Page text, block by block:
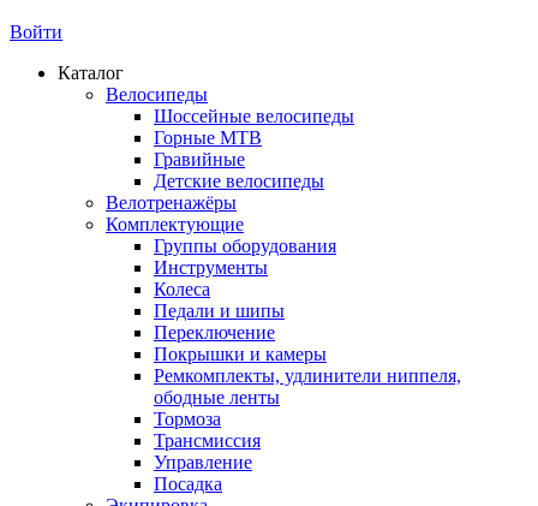
Войти
Каталог
Велосипеды
Шоссейные велосипеды
Горные МTB
Гравийные
Детские велосипеды
Велотренажёры
Комплектующие
Группы оборудования
Инструменты
Колеса
Педали и шипы
Переключение
Покрышки и камеры
Ремкомплекты, удлинители ниппеля,
ободные ленты
Тормоза
Трансмиссия
Управление
Посадка